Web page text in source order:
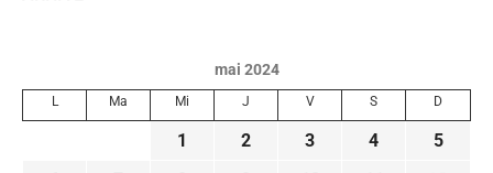
mai 2024
L Ma Mi J V S D
1 2 3 4
5